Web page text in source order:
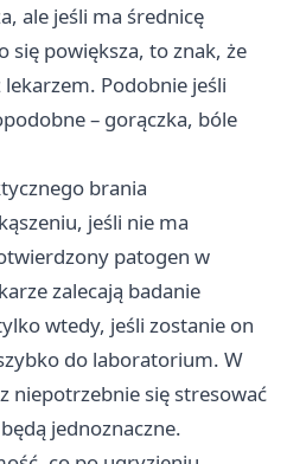
ale jeśli ma średnicę
się powiększa, to znak, że
Podobnie jeśli
– gorączka, bóle
brania
jeśli nie ma
patogen w
zalecają badanie
wtedy, jeśli zostanie on
do laboratorium. W
niepotrzebnie się stresować
jednoznaczne.